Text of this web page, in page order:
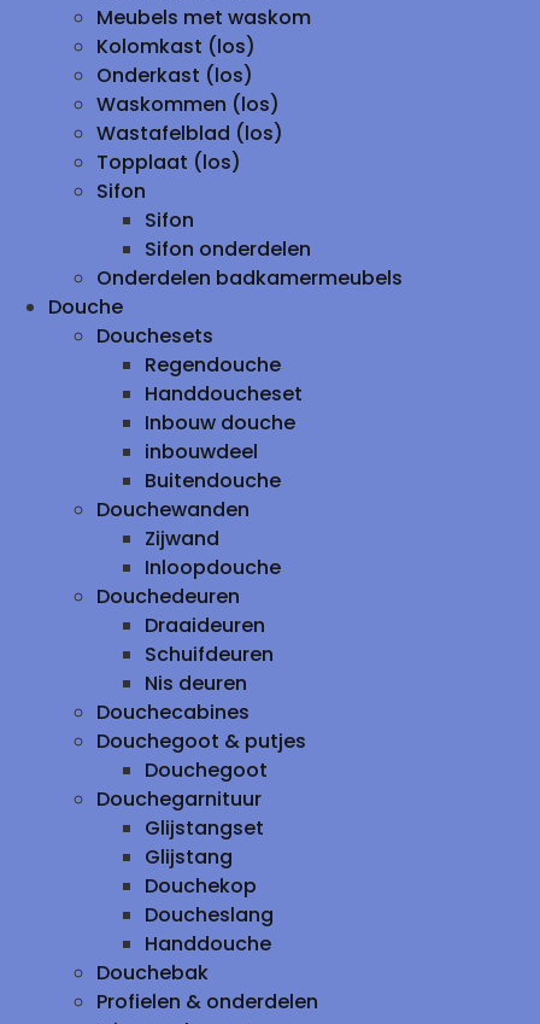
Meubels met waskom
Kolomkast (los)
Onderkast (los)
Waskommen (los)
Wastafelblad (los)
Topplaat (los)
Sifon
Sifon
Sifon onderdelen
Onderdelen badkamermeubels
Douche
Douchesets
Regendouche
Handdoucheset
Inbouw douche
inbouwdeel
Buitendouche
Douchewanden
Zijwand
Inloopdouche
Douchedeuren
Draaideuren
Schuifdeuren
Nis deuren
Douchecabines
Douchegoot & putjes
Douchegoot
Douchegarnituur
Glijstangset
Glijstang
Douchekop
Doucheslang
Handdouche
Douchebak
Profielen & onderdelen